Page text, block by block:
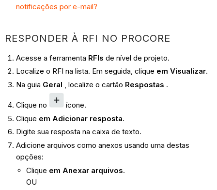
notificações por e-mail?
RESPONDER À RFI NO PROCORE
Acesse a ferramenta RFIs de nível de projeto.
Localize o RFI na lista. Em seguida, clique em Visualizar.
Na guia Geral , localize o cartão Respostas .
Clique no
ícone.
Clique em Adicionar resposta.
Digite sua resposta na caixa de texto.
Adicione arquivos como anexos usando uma destas
opções:
Clique em Anexar arquivos.
OU